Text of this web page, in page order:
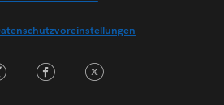
한국어
Português